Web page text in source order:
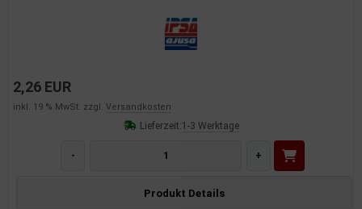
2,26 EUR
inkl. 19 % MwSt. zzgl. Versandkosten
Lieferzeit:1-3 Werktage
- +
Produkt Details